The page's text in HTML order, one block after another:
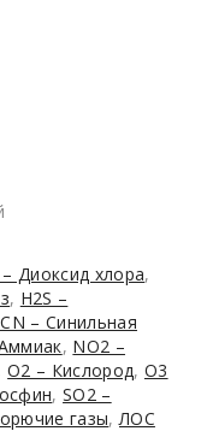
– Диоксид хлора,
, H2S –
– Синильная
, NO2 –
O2 – Кислород, O3
,SO2 –
газы, ЛОС